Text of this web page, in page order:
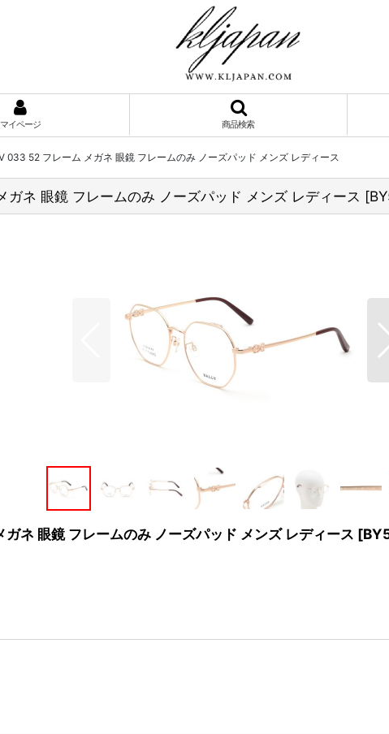
マイページ 商品検索
033 52 フレーム メガネ 眼鏡 フレームのみ ノーズパッド メンズ レディース
ネ 眼鏡 フレームのみ ノーズパッド メンズ レディース [
眼鏡 フレームのみ ノーズパッド メンズ レディース [